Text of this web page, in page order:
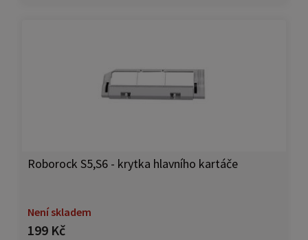
Roborock S5,S6 - krytka hlavního kartáče
Není skladem
199 Kč